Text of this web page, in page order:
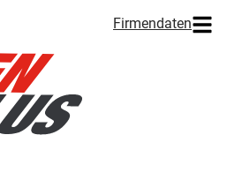
Firmendaten